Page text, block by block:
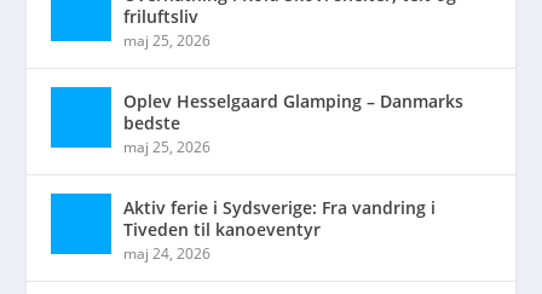
friluftsliv
maj 25, 2026
Oplev Hesselgaard Glamping – Danmarks
bedste
maj 25, 2026
Aktiv ferie i Sydsverige: Fra vandring i
Tiveden til kanoeventyr
maj 24, 2026